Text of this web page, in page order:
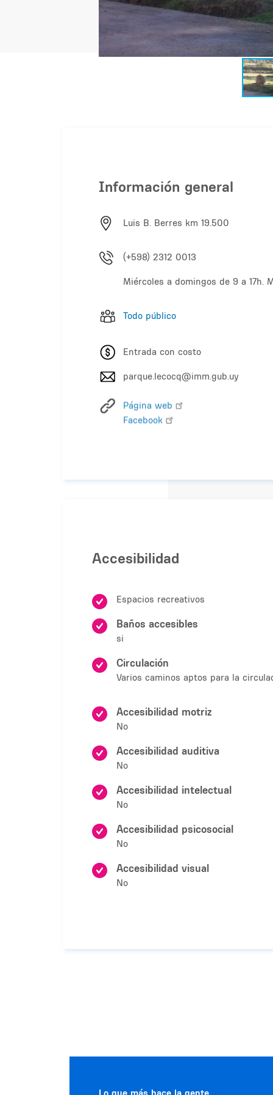
Información general
Luis B. Berres km 19.500
(+598) 2312 0013
Miércoles a domingos de 9 a 17h.
Todo público
Entrada con costo
parque.lecocq@imm.gub.uy
Página web
Facebook
Accesibilidad
Espacios recreativos
Baños accesibles
si
Circulación
Varios caminos aptos para la
Accesibilidad motriz
No
Accesibilidad auditiva
No
Accesibilidad intelectual
No
Accesibilidad psicosocial
No
Accesibilidad visual
No